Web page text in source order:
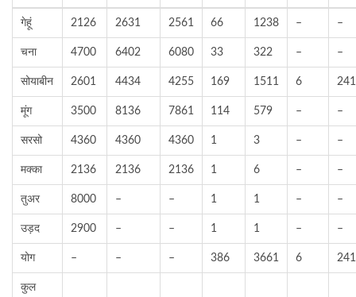
गेहूं 2126 2631 2561 66 1238 – –
चना 4700 6402 6080 33 322 – –
सोयाबीन 2601 4434 4255 169 1511 6 241
मूंग 3500 8136 7861 114 579 – –
सरसो 4360 4360 4360 1 3 – –
मक्का 2136 2136 2136 1 6 – –
तुअर 8000 – – 1 1 – –
उड़द 2900 – – 1 1 – –
योग – – – 386 3661 6 241
कुल